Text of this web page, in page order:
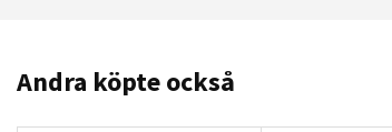
Andra köpte också